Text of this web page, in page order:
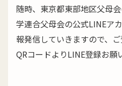
随時、東京都東部地区父母
学連合父母会の公式LINEア
報発信していきますので、
QRコードよりLINE登録お願